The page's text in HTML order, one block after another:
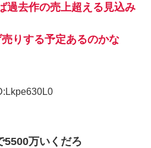
過去作の売上超える見込み
りする予定あるのかな
5500万いくだろ